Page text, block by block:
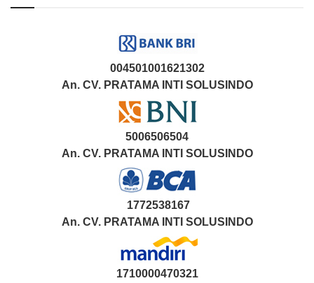
004501001621302
An. CV. PRATAMA INTI SOLUSINDO
5006506504
An. CV. PRATAMA INTI SOLUSINDO
1772538167
An. CV. PRATAMA INTI SOLUSINDO
1710000470321